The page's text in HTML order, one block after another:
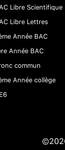
Libre Scientifique
Libre Lettres
Année BAC
Année BAC
commun
Année collège